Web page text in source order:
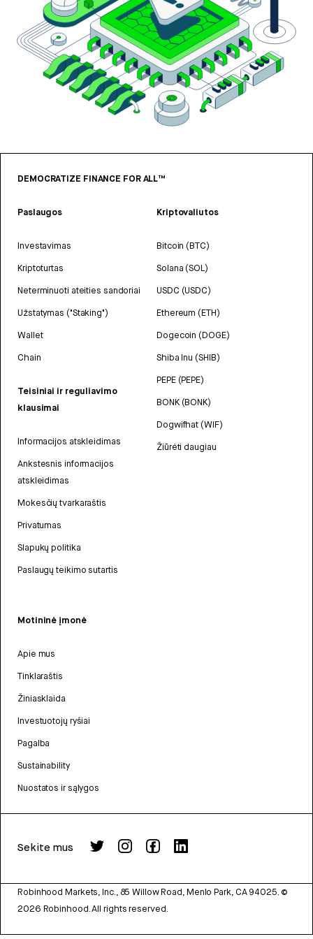
DEMOCRATIZE FINANCE FOR ALL™
Paslaugos
Investavimas
Kriptoturtas
Neterminuoti ateities sandoriai
Užstatymas ("Staking")
Wallet
Chain
Teisiniai ir reguliavimo
klausimai
Informacijos atskleidimas
Ankstesnis informacijos
atskleidimas
Mokesčių tvarkaraštis
Privatumas
Slapukų politika
Paslaugų teikimo sutartis
Kriptovaliutos
Bitcoin (BTC)
Solana (SOL)
USDC (USDC)
Ethereum (ETH)
Dogecoin (DOGE)
Shiba Inu (SHIB)
PEPE (PEPE)
BONK (BONK)
Dogwifhat (WIF)
Žiūrėti daugiau
Motininė įmonė
Apie mus
Tinklaraštis
Žiniasklaida
Investuotojų ryšiai
Pagalba
Sustainability
Nuostatos ir sąlygos
Sekite mus
Robinhood Markets, Inc., 85 Willow Road, Menlo Park, CA 94025. ©
2026 Robinhood. All rights reserved.